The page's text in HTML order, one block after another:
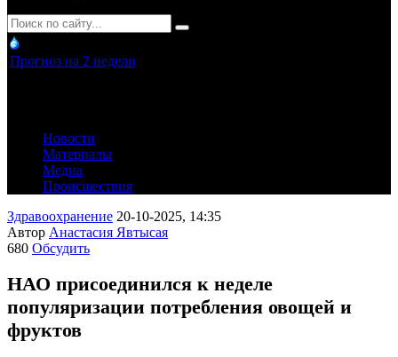
Прогноз на 2 недели
Новости
Материалы
Медиа
Происшествия
Здравоохранение 20-10-2025, 14:35
Автор Анастасия Явтысая
680 Обсудить
НАО присоединился к неделе
популяризации потребления овощей и
фруктов